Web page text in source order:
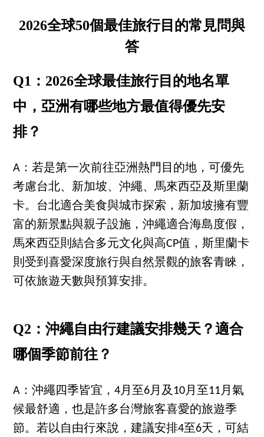
2026全球50個最佳旅行目的常見問與
答
Q1：2026全球最佳旅行目的地名單
中，亞洲有哪些地方最值得優先安
排？
A：若是第一次前往亞洲熱門目的地，可優先
考慮台北、新加坡、沖繩、馬來西亞及斯里蘭
卡。台北適合美食與城市探索，新加坡擁有豐
富的新景點與親子設施，沖繩適合海島度假，
馬來西亞則結合多元文化與高CP值，斯里蘭卡
則受到喜愛深度旅行與自然景觀的旅客青睞，
可依旅遊天數與預算安排。
Q2：沖繩自由行建議安排幾天？適合
哪個季節前往？
A：沖繩四季皆宜，4月至6月及10月至11月氣
候最舒適，也是許多台灣旅客喜愛的旅遊季
節。若以自由行來說，建議安排4至6天，可結